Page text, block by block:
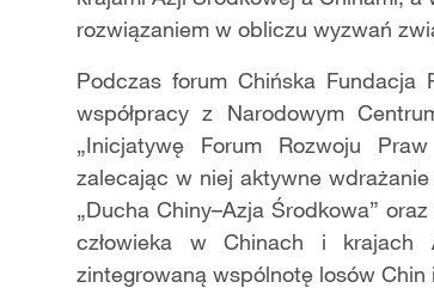
rozwiązaniem w obliczu wyzwań
Podczas forum Chińska Fundacja
współpracy z Narodowym
„Inicjatywę Forum Rozwoju
zalecając w niej aktywne
„Ducha Chiny–Azja Środkowa”
człowieka w Chinach i
zintegrowaną wspólnotę losów Chin